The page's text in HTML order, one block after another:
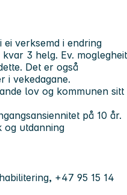
ei verksemd i endring
3 helg. Ev. moglegheit
Det er også
i vekedagane.
lov og kommunen sitt
på 10 år.
og utdanning
+47 95 15 14